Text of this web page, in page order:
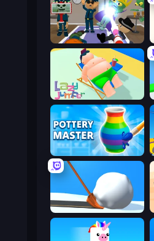
Find The Alien
Lazy Jumper
Pottery Master
Shovel 3D